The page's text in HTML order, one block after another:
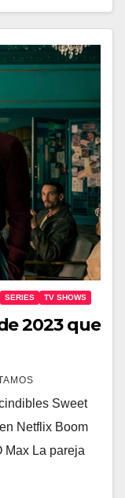
SERIES TV SHOWS
2023 que
Sweet
Netflix Boom
Max La pareja